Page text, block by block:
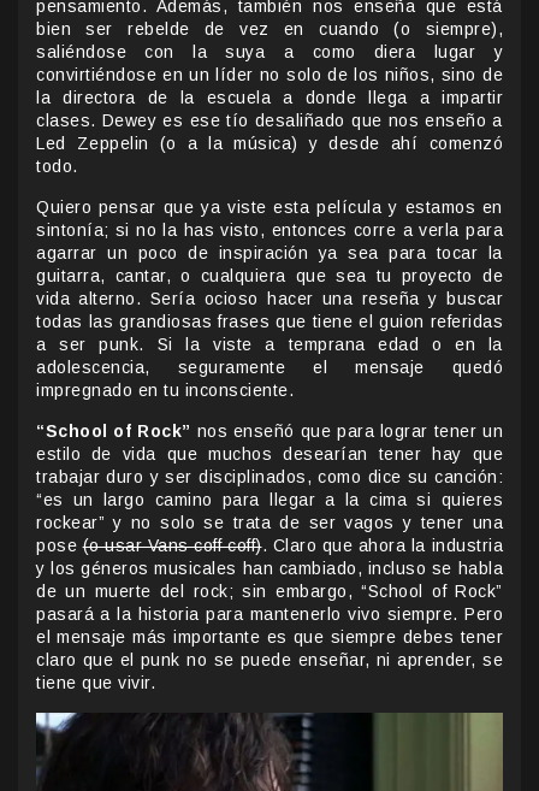
pensamiento. Además, también nos enseña que está
bien ser rebelde de vez en cuando (o siempre),
saliéndose con la suya a como diera lugar y
convirtiéndose en un líder no solo de los niños, sino de
la directora de la escuela a donde llega a impartir
clases. Dewey es ese tío desaliñado que nos enseño a
Led Zeppelin (o a la música) y desde ahí comenzó
todo.
Quiero pensar que ya viste esta película y estamos en
sintonía; si no la has visto, entonces corre a verla para
agarrar un poco de inspiración ya sea para tocar la
guitarra, cantar, o cualquiera que sea tu proyecto de
vida alterno. Sería ocioso hacer una reseña y buscar
todas las grandiosas frases que tiene el guion referidas
a ser punk. Si la viste a temprana edad o en la
adolescencia, seguramente el mensaje quedó
impregnado en tu inconsciente.
“School of Rock” nos enseñó que para lograr tener un
estilo de vida que muchos desearían tener hay que
trabajar duro y ser disciplinados, como dice su canción:
“es un largo camino para llegar a la cima si quieres
rockear” y no solo se trata de ser vagos y tener una
pose(o usar Vans coff coff). Claro que ahora la industria
y los géneros musicales han cambiado, incluso se habla
de un muerte del rock; sin embargo, “School of Rock”
pasará a la historia para mantenerlo vivo siempre. Pero
el mensaje más importante es que siempre debes tener
claro que el punk no se puede enseñar, ni aprender, se
tiene que vivir.